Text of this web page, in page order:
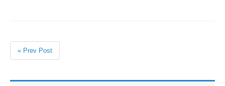
« Prev Post